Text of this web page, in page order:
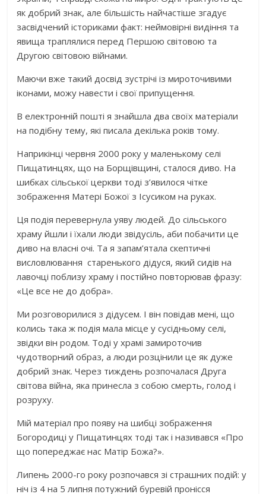
як добрий знак, але більшість найчастіше згадує
засвідчений істориками факт: неймовірні видіння та
явища траплялися перед Першою світовою та
Другою світовою війнами.
Маючи вже такий досвід зустрічі із мироточивими
іконами, можу навести і свої припущення.
В електронній пошті я знайшла два своїх матеріали
на подібну тему, які писала декілька років тому.
Наприкінці червня 2000 року у маленькому селі
Пищатинцях, що на Борщівщині, сталося диво. На
шибках сільської церкви тоді з’явилося чітке
зображення Матері Божої з Ісусиком на руках.
Ця подія перевернула уяву людей. До сільського
храму йшли і їхали люди звідусіль, аби побачити це
диво на власні очі. Та я запам’ятала скептичні
висловлювання старенького дідуся, який сидів на
лавочці поблизу храму і постійно повторював фразу:
«Це все не до добра».
Ми розговорилися з дідусем. І він повідав мені, що
колись така ж подія мала місце у сусідньому селі,
звідки він родом. Тоді у храмі замироточив
чудотворний образ, а люди розцінили це як дуже
добрий знак. Через тиждень розпочалася Друга
світова війна, яка принесла з собою смерть, голод і
розруху.
Мій матеріал про появу на шибці зображення
Богородиці у Пищатинцях тоді так і називався «Про
що попереджає нас Матір Божа?».
Липень 2000-го року розпочався зі страшних подій: у
ніч із 4 на 5 липня потужний буревій пронісся